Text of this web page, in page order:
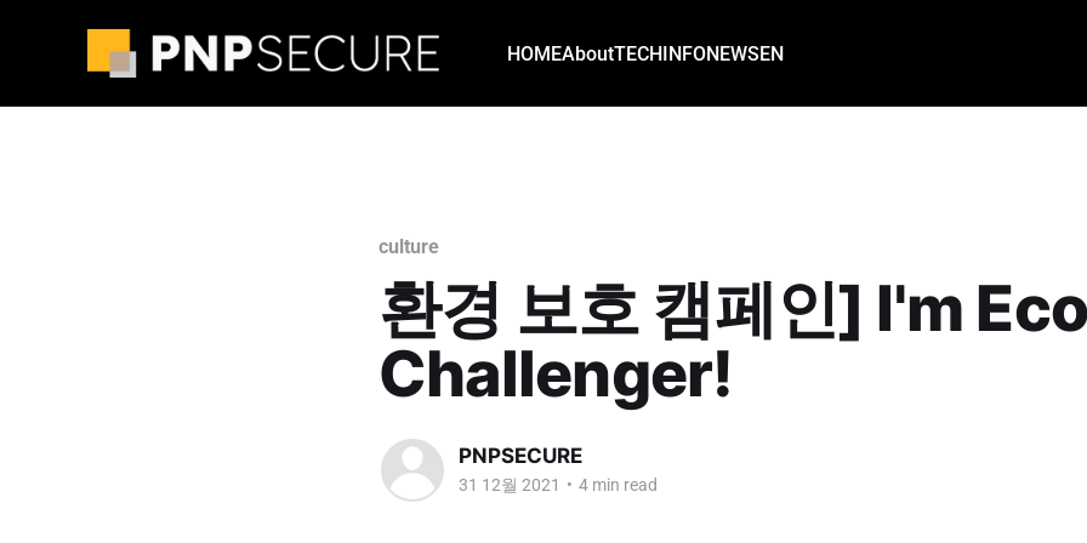
HOMEAboutTECHINFONEWSEN
culture
환경 보호 캠페인] I'm Eco
Challenger!
PNPSECURE
31 12월 2021 • 4 min read